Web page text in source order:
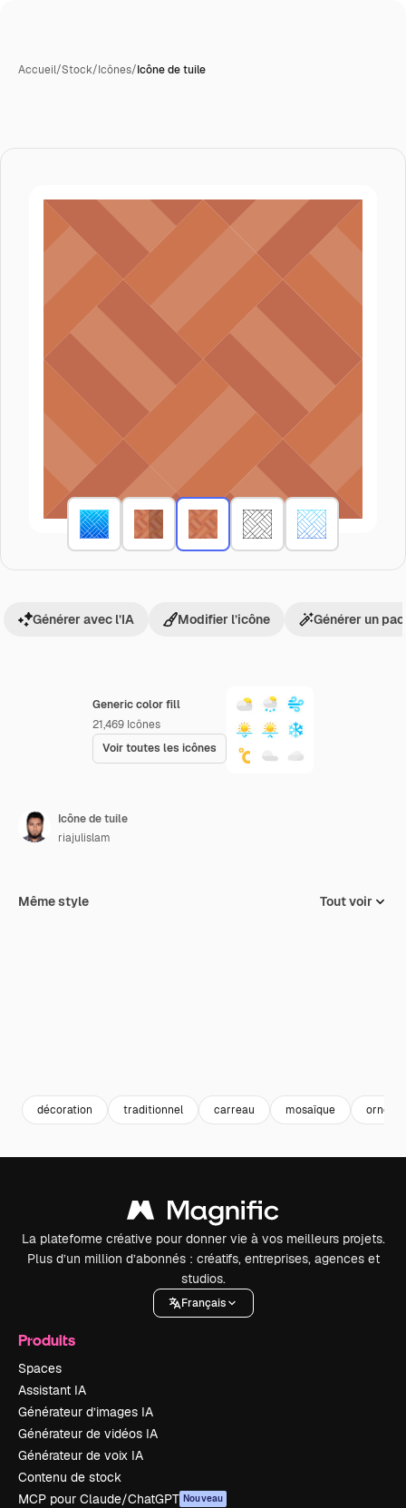
Accueil/Stock/Icônes/Icône de tuile
Generic color fill
21,469 Icônes
Voir toutes les icônes
Générer avec l’IA Modifier l’icône Générer un
Icône de tuile
riajulislam
Même style Tout voir
décoration traditionnel carreau mosaïque
La plateforme créative pour donner vie à vos meilleurs projets.
Plus d’un million d’abonnés : créatifs, entreprises, agences et
studios.
Français
Produits
Spaces
Assistant IA
Générateur d’images IA
Générateur de vidéos IA
Générateur de voix IA
Contenu de stock
MCP pour Claude/ChatGPT Nouveau